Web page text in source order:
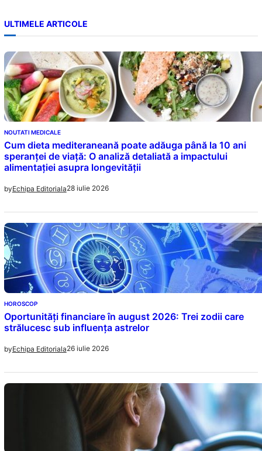
ULTIMELE ARTICOLE
NOUTATI MEDICALE
Cum dieta mediteraneană poate adăuga până la 10 ani
speranței de viață: O analiză detaliată a impactului
alimentației asupra longevității
byEchipa Editoriala28 iulie 2026
HOROSCOP
Oportunități financiare în august 2026: Trei zodii care
strălucesc sub influența astrelor
byEchipa Editoriala26 iulie 2026